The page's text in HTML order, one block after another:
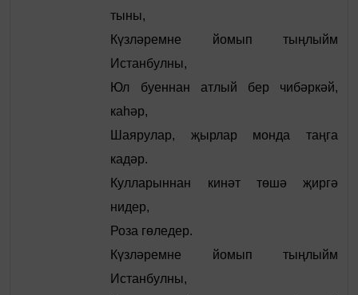
тыны,
Күзләремне йомып тыңлыйм
Истанбулны,
Юл буеннан атлый бер чибәркәй,
каһәр,
Шаярулар, җырлар монда таңга
кадәр.
Кулларыннан кинәт төшә җиргә
нидер,
Роза гөледер.
Күзләремне йомып тыңлыйм
Истанбулны,